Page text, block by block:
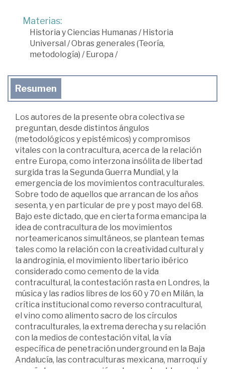
Materias:
Historia y Ciencias Humanas/ Historia
Universal /Obras generales (Teoría,
metodología) / Europa /
Resumen
Los autores de la presente obra colectiva se
preguntan, desde distintos ángulos
(metodológicos y epistémicos) y compromisos
vitales con la contracultura, acerca de la relación
entre Europa, como interzona insólita de libertad
surgida tras la Segunda Guerra Mundial, y la
emergencia de los movimientos contraculturales.
Sobre todo de aquellos que arrancan de los años
sesenta, y en particular de pre y post mayo del 68.
Bajo este dictado, que en cierta forma emancipa la
idea de contracultura de los movimientos
norteamericanos simultáneos, se plantean temas
tales como la relación con la creatividad cultural y
la androginia, el movimiento libertario ibérico
considerado como cemento de la vida
contracultural, la contestación rasta en Londres, la
música y las radios libres de los 60 y 70 en Milán, la
crítica institucional como reverso contracultural,
el vino como alimento sacro de los círculos
contraculturales, la extrema derecha y su relación
con la medios de contestación vital, la vía
específica de penetración underground en la Baja
Andalucía, las contraculturas mexicana, marroquí y